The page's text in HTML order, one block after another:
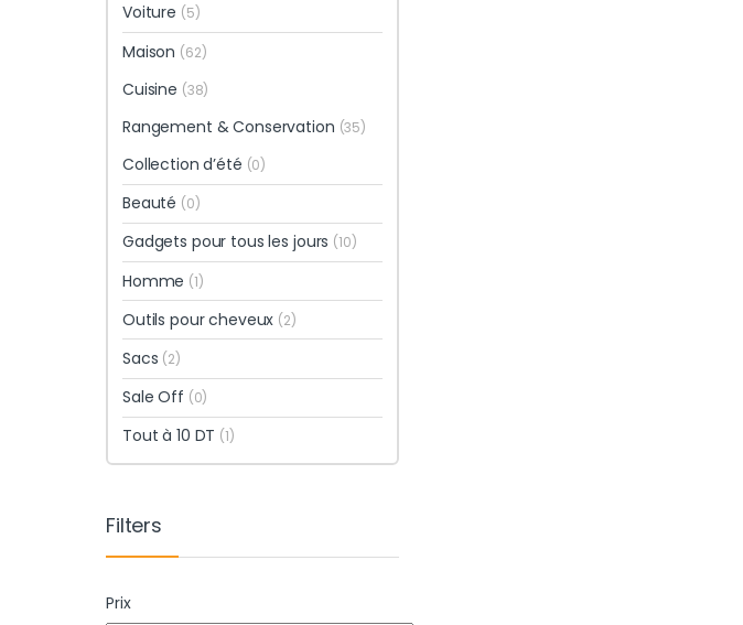
Voiture (5)
Maison (62)
Cuisine (38)
Rangement & Conservation (35)
Collection d’été (0)
Beauté (0)
Gadgets pour tous les jours (10)
Homme (1)
Outils pour cheveux (2)
Sacs (2)
Sale Off (0)
Tout à 10 DT (1)
Filters
Prix